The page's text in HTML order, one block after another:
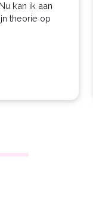
kan ik aan
theorie op